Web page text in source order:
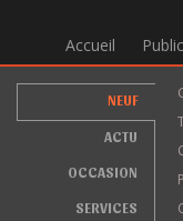
Accueil
NEUF
ACTU
OCCASION
SERVICES